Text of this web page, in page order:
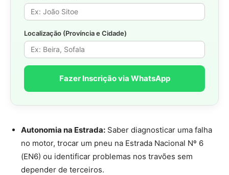
Localização (Província e Cidade)
Fazer Inscrição via WhatsApp
Autonomia na Estrada: Saber diagnosticar uma falha
no motor, trocar um pneu na Estrada Nacional Nº 6
(EN6) ou identificar problemas nos travões sem
depender de terceiros.